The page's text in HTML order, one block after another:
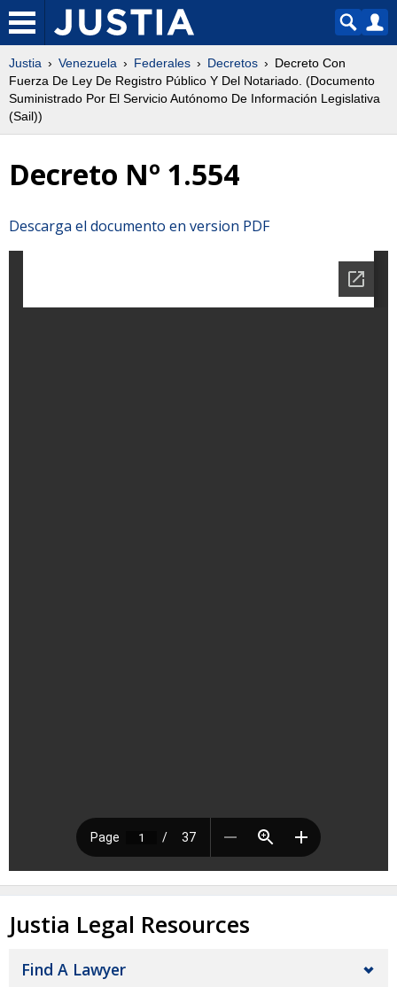
Justia Venezuela Federales Decretos
Decreto Con
Fuerza De Ley De Registro Público Y Del Notariado. (Documento
Suministrado Por El Servicio Autónomo De Información Legislativa
(Sail))
Decreto Nº 1.554
Descarga el documento en version PDF
Justia Legal Resources
Find A Lawyer